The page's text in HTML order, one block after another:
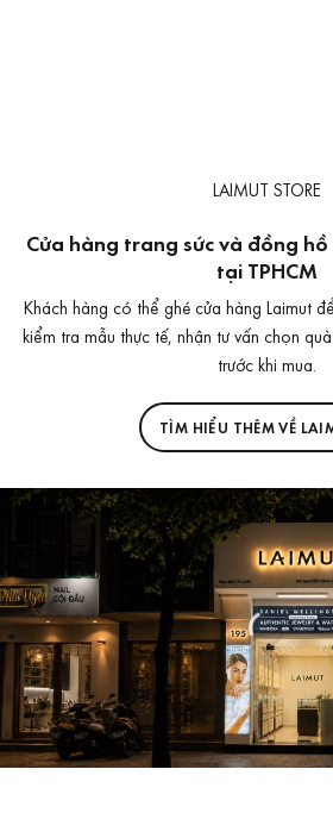
LAIMUT STORE
Cửa hàng trang sức và đồng
tại TPHCM
Khách hàng có thể ghé cửa hàng Laimut
kiểm tra mẫu thực tế, nhận tư vấn chọn
trước khi mua.
TÌM HIỂU THÊM VỀ